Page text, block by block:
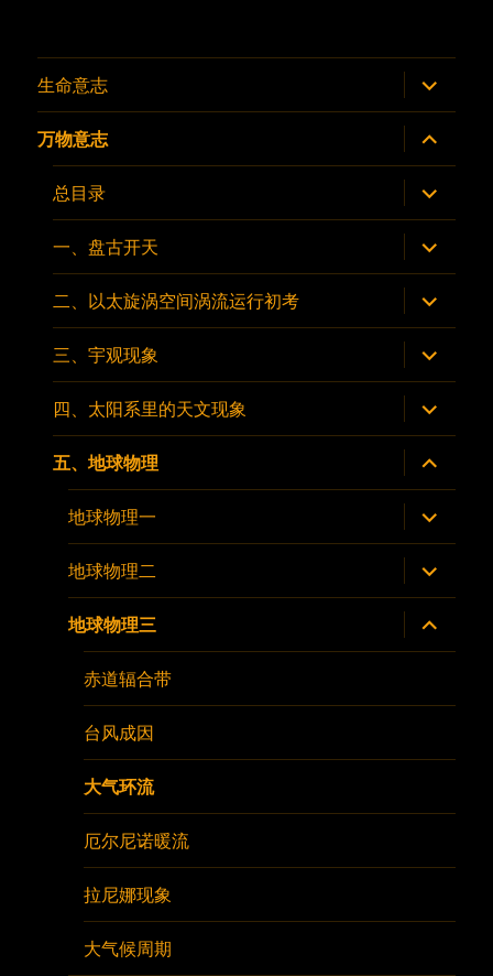
生命意志 展
开
子
菜
单
万物意志 展
开
子
菜
单
总目录 展
开
子
菜
单
一、盘古开天 展
开
子
菜
单
二、以太旋涡空间涡流运行初考 展
开
子
菜
单
三、宇观现象 展
开
子
菜
单
四、太阳系里的天文现象 展
开
子
菜
单
五、地球物理 展
开
子
菜
单
地球物理一 展
开
子
菜
单
地球物理二 展
开
子
菜
单
地球物理三 展
开
子
赤道辐合带
台风成因
大气环流
厄尔尼诺暖流
拉尼娜现象
大气候周期